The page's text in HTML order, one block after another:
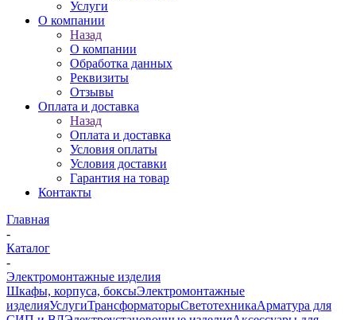
Услуги
О компании
Назад
О компании
Обработка данных
Реквизиты
Отзывы
Оплата и доставка
Назад
Оплата и доставка
Условия оплаты
Условия доставки
Гарантия на товар
Контакты
Главная
-
Каталог
-
Электромонтажные изделия
Шкафы, корпуса, боксыЭлектромонтажные
изделияУслугиТрансформаторыСветотехникаАрматура для